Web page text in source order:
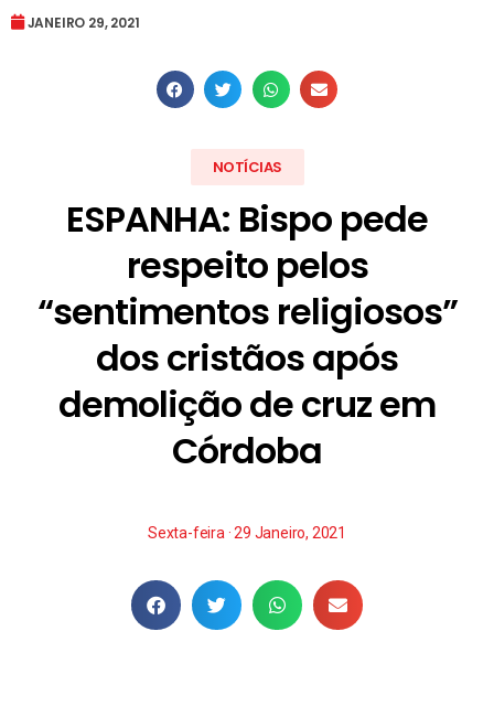
JANEIRO 29, 2021
NOTÍCIAS
ESPANHA: Bispo pede
respeito pelos
“sentimentos religiosos”
dos cristãos após
demolição de cruz em
Córdoba
Sexta-feira · 29 Janeiro, 2021